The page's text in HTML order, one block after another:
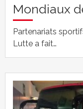
Mondiaux
Partenariats
Lutte a fait…